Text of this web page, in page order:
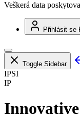
Veškerá data
Přihlásit se
Toggle Sidebar
IPSI
IP